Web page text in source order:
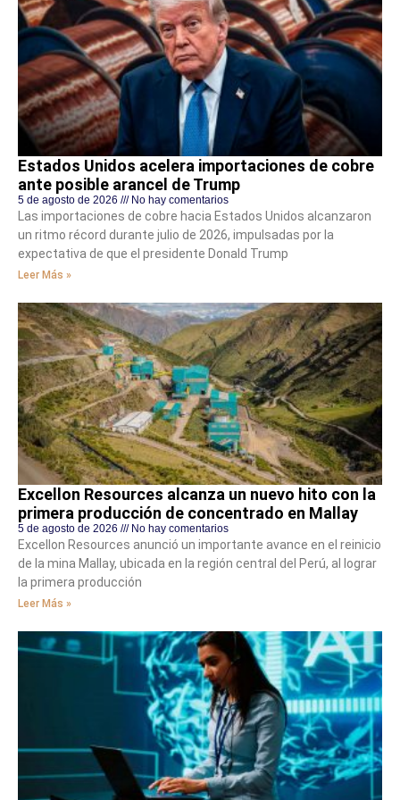
Estados Unidos acelera importaciones de cobre
ante posible arancel de Trump
5 de agosto de 2026 No hay comentarios
Las importaciones de cobre hacia Estados Unidos alcanzaron
un ritmo récord durante julio de 2026, impulsadas por la
expectativa de que el presidente Donald Trump
Leer Más »
Excellon Resources alcanza un nuevo hito con la
primera producción de concentrado en Mallay
5 de agosto de 2026 No hay comentarios
Excellon Resources anunció un importante avance en el reinicio
de la mina Mallay, ubicada en la región central del Perú, al lograr
la primera producción
Leer Más »